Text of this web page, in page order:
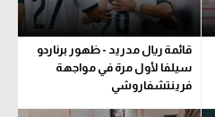
قائمة ريال مدريد - ظهور برناردو
سيلفا لأول مرة في مواجهة
فرينتشفاروشي